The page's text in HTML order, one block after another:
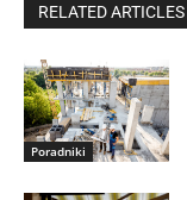
RELATED ARTICLES
Poradniki